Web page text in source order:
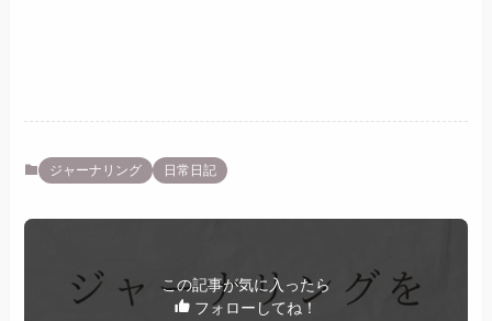
ジャーナリング 日常日記
この記事が気に入ったら
フォローしてね！